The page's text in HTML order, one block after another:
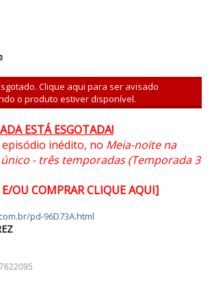
Clique aqui para ser avisado
o produto estiver disponível.
ESTÁ ESGOTADA!
episódio inédito, no Meia-noite na
- três temporadas (Temporada 3
OU COMPRAR CLIQUE AQUI]
pd-96D73A.html